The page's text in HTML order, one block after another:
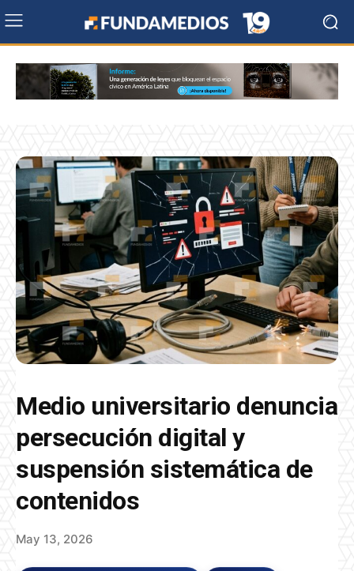
Medio universitario denuncia
persecución digital y
suspensión sistemática de
contenidos
May 13, 2026